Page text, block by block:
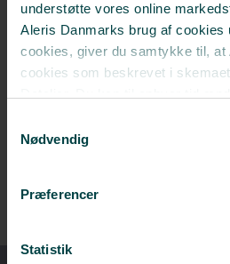
understøtte vores online
Aleris Danmarks brug af cookies
cookies, giver du samtykke til, at
cookies som beskrevet i
om vores brug af cookies.
Deaktiverer du cookies, kan du
Nødvendig
Præferencer
Statistik
​Tværfaglig
Psykiater og psykolog
dig.
Vi hjælper både voksne, unge
Nemt, uanset hvor du